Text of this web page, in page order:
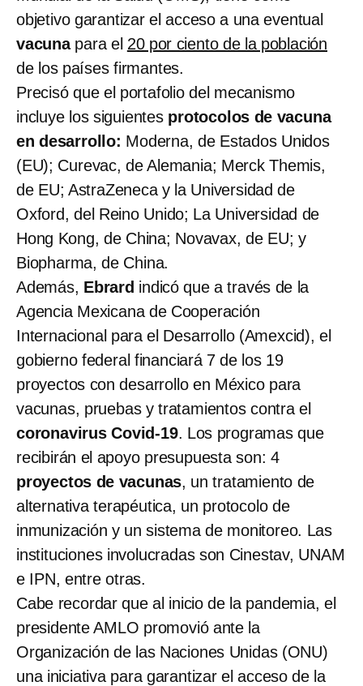
objetivo garantizar el acceso a una eventual
vacunapara el 20 por ciento de la población
de los países firmantes.
Precisó que el portafolio del mecanismo
incluye los siguientes protocolos de vacuna
en desarrollo: Moderna, de Estados Unidos
(EU); Curevac, de Alemania; Merck Themis,
de EU; AstraZeneca y la Universidad de
Oxford, del Reino Unido; La Universidad de
Hong Kong, de China; Novavax, de EU; y
Biopharma, de China.
Además, Ebrard indicó que a través de la
Agencia Mexicana de Cooperación
Internacional para el Desarrollo (Amexcid), el
gobierno federal financiará 7 de los 19
proyectos con desarrollo en México para
vacunas, pruebas y tratamientos contra el
coronavirus Covid-19. Los programas que
recibirán el apoyo presupuesta son: 4
proyectos de vacunas, un tratamiento de
alternativa terapéutica, un protocolo de
inmunización y un sistema de monitoreo. Las
instituciones involucradas son Cinestav, UNAM
e IPN, entre otras.
Cabe recordar que al inicio de la pandemia, el
presidente AMLO promovió ante la
Organización de las Naciones Unidas (ONU)
una iniciativa para garantizar el acceso de la